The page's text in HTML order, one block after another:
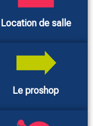
Location de salle
Le proshop